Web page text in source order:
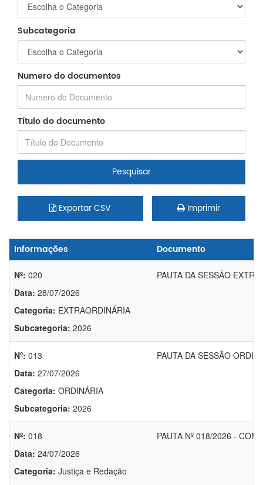
Subcategoria
Numero do documentos
Título do documento
Pesquisar
Exportar CSV Imprimir
Informações Documento
Nº: 020
Data: 28/07/2026
Categoria: EXTRAORDINÁRIA
Subcategoria: 2026
PAUTA DA SESSÃO
Nº: 013
Data: 27/07/2026
Categoria: ORDINÁRIA
Subcategoria: 2026
PAUTA DA SESSÃO
Nº: 018
Data: 24/07/2026
Categoria: Justiça e Redação
PAUTA Nº 018/2026 -